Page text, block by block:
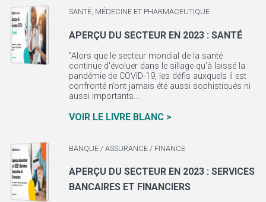
SANTÉ, MÉDECINE ET PHARMACEUTIQUE
APERÇU DU SECTEUR EN 2023 : SANTÉ
"Alors que le secteur mondial de la santé
continue d'évoluer dans le sillage qu’à laissé la
pandémie de COVID-19, les défis auxquels il est
confronté n’ont jamais été aussi sophistiqués ni
aussi importants....
VOIR LE LIVRE BLANC >
BANQUE / ASSURANCE / FINANCE
APERÇU DU SECTEUR EN 2023 : SERVICES
BANCAIRES ET FINANCIERS